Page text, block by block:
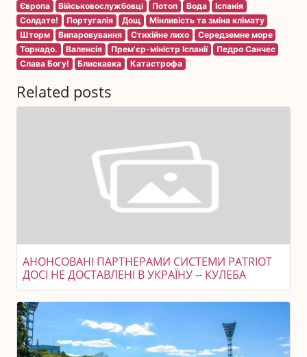
Європа Військовослужбовці Потоп Вода
Іспанія
Солдате!
Португалія Дощ
Мінливість та зміна клімату
Шторм
Випаровування Стихійне лихо
Середземне море
Торнадо.
Валенсія Прем'єр-міністр Іспанії
Педро Санчес
Слава Богу!
Блискавка Катастрофа
Related posts
АНОНСОВАНІ ПАРТНЕРАМИ СИСТЕМИ PATRIOT
ДОСІ НЕ ДОСТАВЛЕНІ В УКРАЇНУ -- КУЛЕБА